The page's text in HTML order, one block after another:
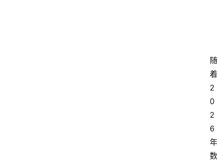
随
着
2
0
2
6
年
数